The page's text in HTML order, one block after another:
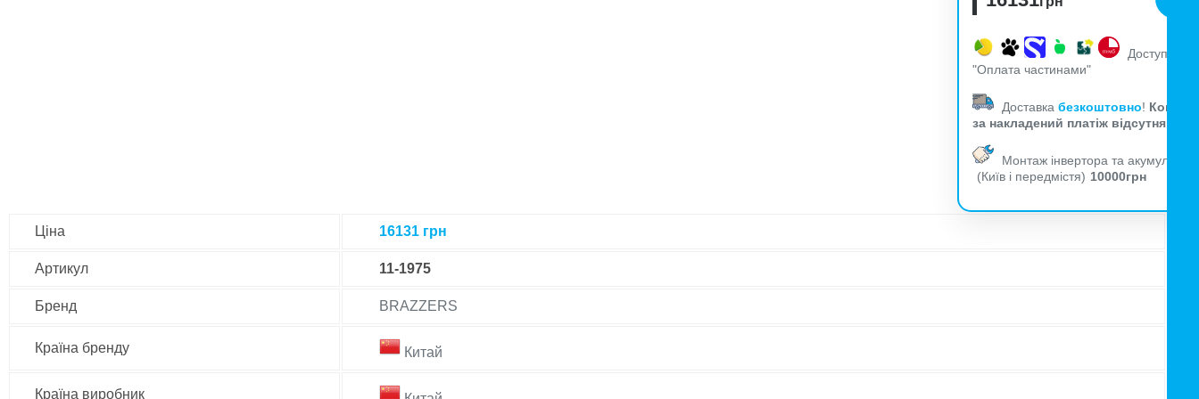
Доступна
"Оплата частинами"
Доставка безкоштовно! Комісія
за накладений платіж відсутня!
Монтаж інвертора та
(Київ і передмістя) 10000грн
Ціна 16131 грн
Артикул 11-1975
Бренд BRAZZERS
Країна бренду Китай
Країна виробник